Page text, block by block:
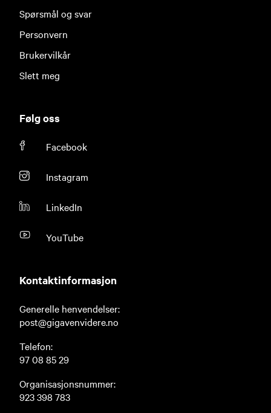
Spørsmål og svar
Personvern
Brukervilkår
Slett meg
Følg oss
Facebook
Instagram
LinkedIn
YouTube
Kontaktinformasjon
Generelle henvendelser:
post@gigavenvidere.no
Telefon:
97 08 85 29
Organisasjonsnummer:
923 398 783